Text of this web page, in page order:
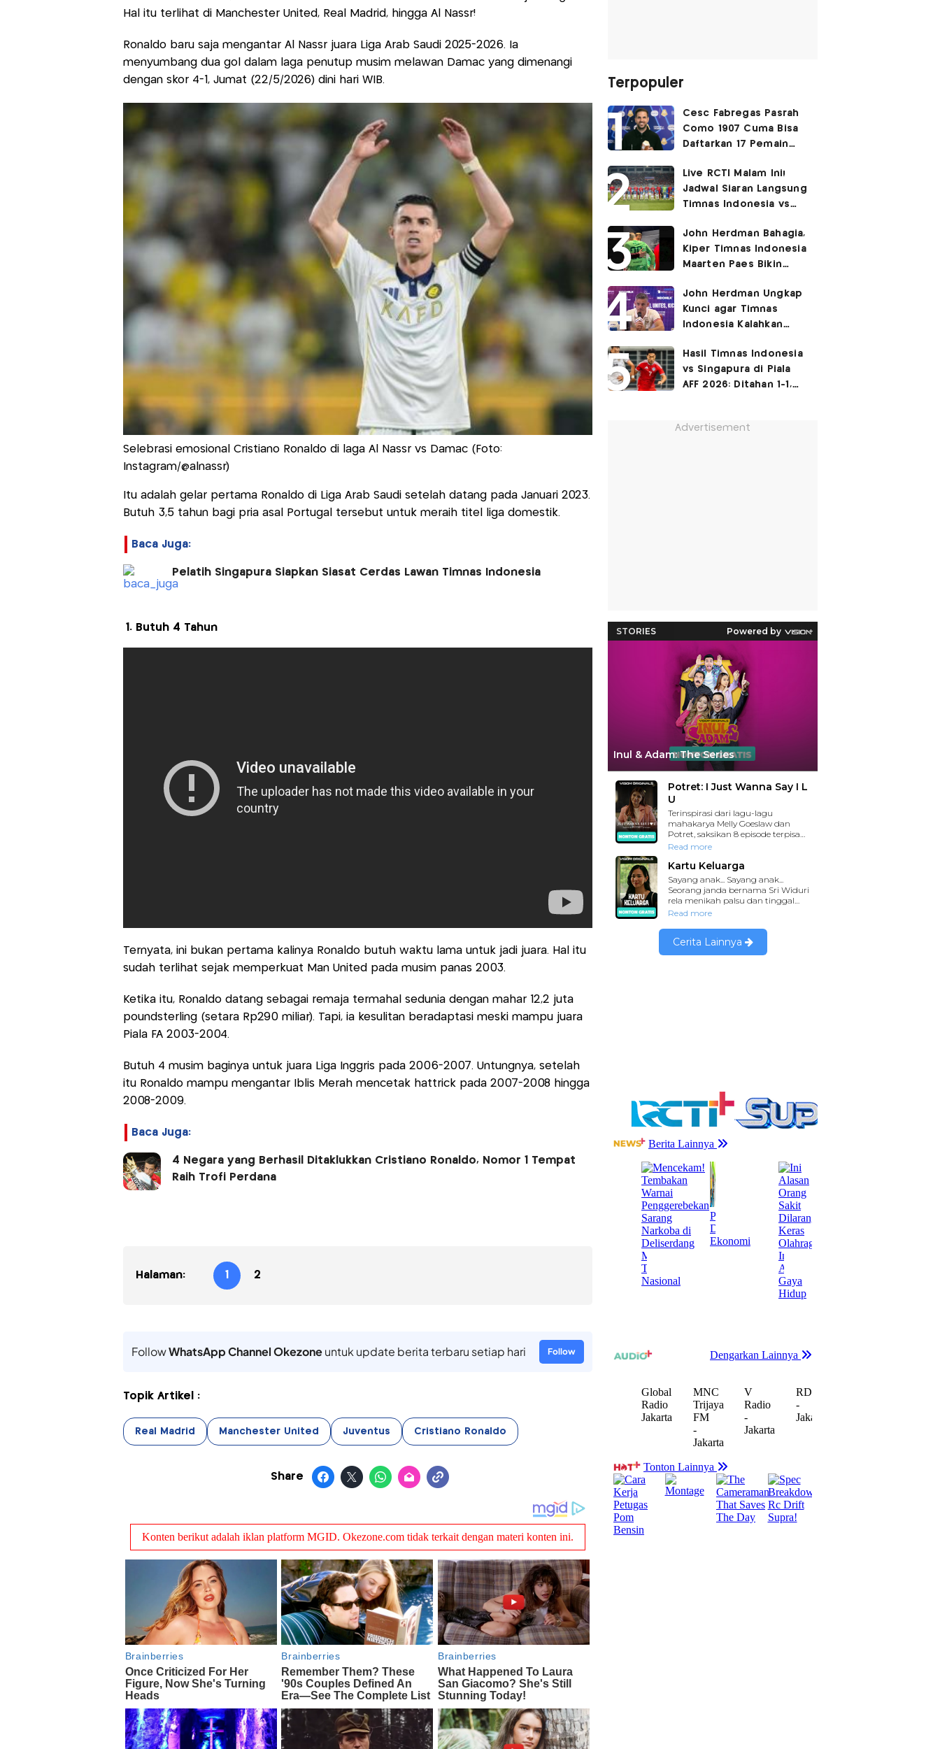
Hal itu terlihat di Manchester United, Real Madrid, hingga Al Nassr!
Ronaldo baru saja mengantar Al Nassr juara Liga Arab Saudi 2025-2026. Ia
menyumbang dua gol dalam laga penutup musim melawan Damac yang dimenangi
dengan skor 4-1, Jumat (22/5/2026) dini hari WIB.
Selebrasi emosional Cristiano Ronaldo di laga Al Nassr vs Damac (Foto:
Instagram/@alnassr)
Itu adalah gelar pertama Ronaldo di Liga Arab Saudi setelah datang pada Januari 2023.
Butuh 3,5 tahun bagi pria asal Portugal tersebut untuk meraih titel liga domestik.
Baca Juga:
Pelatih Singapura Siapkan Siasat Cerdas Lawan Timnas Indonesia
1. Butuh 4 Tahun
Ternyata, ini bukan pertama kalinya Ronaldo butuh waktu lama untuk jadi juara. Hal itu
sudah terlihat sejak memperkuat Man United pada musim panas 2003.
Ketika itu, Ronaldo datang sebagai remaja termahal sedunia dengan mahar 12,2 juta
poundsterling (setara Rp290 miliar). Tapi, ia kesulitan beradaptasi meski mampu juara
Piala FA 2003-2004.
Butuh 4 musim baginya untuk juara Liga Inggris pada 2006-2007. Untungnya, setelah
itu Ronaldo mampu mengantar Iblis Merah mencetak hattrick pada 2007-2008 hingga
2008-2009.
Baca Juga:
4 Negara yang Berhasil Ditaklukkan Cristiano Ronaldo, Nomor 1 Tempat
Raih Trofi Perdana
Halaman: 1 2
FollowWhatsApp Channel Okezoneuntuk update berita terbaru setiap hari Follow
Topik Artikel :
Real Madrid Manchester United Juventus Cristiano Ronaldo
Share
Terpopuler
Cesc Fabregas Pasrah
Como 1907 Cuma Bisa
Daftarkan 17 Pemain
2026-2027
Live RCTI Malam Ini!
Jadwal Siaran Langsung
Timnas Indonesia vs
2026: Laga Hidup Mati
John Herdman Bahagia,
Kiper Timnas Indonesia
Maarten Paes Bikin
Duduk di Bangku
Cadangan!
John Herdman Ungkap
Kunci agar Timnas
Indonesia Kalahkan
2026: Tenang tapi
Berapi-api
Hasil Timnas Indonesia
vs Singapura di Piala
AFF 2026: Ditahan 1-1,
Advertisement